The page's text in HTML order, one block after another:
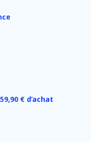
€ d’achat